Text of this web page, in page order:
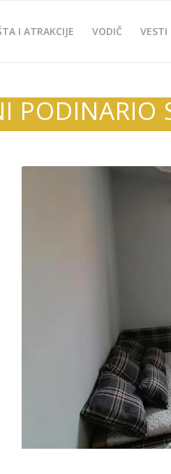
I ATRAKCIJE VODIČ VESTI
PODINARIO